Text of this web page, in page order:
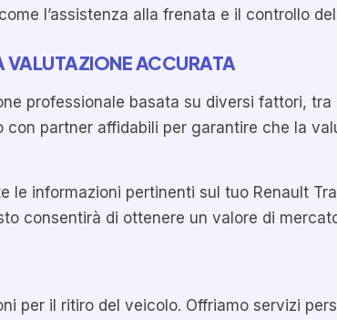
l’assistenza alla frenata e il controllo
VALUTAZIONE ACCURATA
professionale basata su diversi fattori, tra
partner affidabili per garantire che la
informazioni pertinenti sul tuo Renault
consentirà di ottenere un valore di
per il ritiro del veicolo. Offriamo servizi